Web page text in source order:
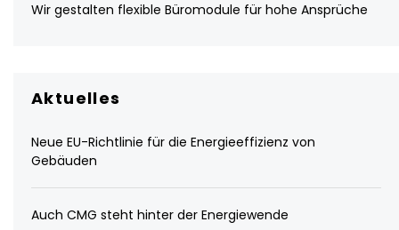
Wir gestalten flexible Büromodule für hohe Ansprüche
Aktuelles
Neue EU-Richtlinie für die Energieeffizienz von
Gebäuden
Auch CMG steht hinter der Energiewende